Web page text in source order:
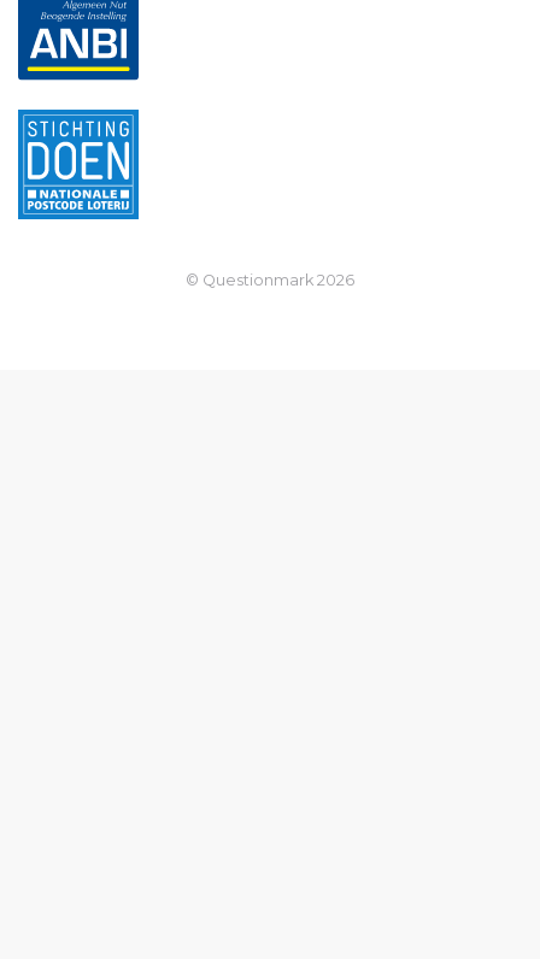
© Questionmark 2026